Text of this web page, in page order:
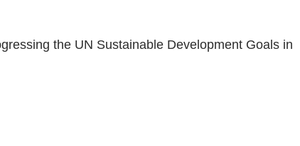
the UN Sustainable Development Goals in